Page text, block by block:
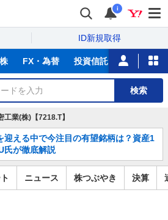
i
ID新規取得
FX・為替 投資信託 ニュース
検索
工業(株)【7218.T】
迎える中で今注目の有望銘柄は？資産1
氏が徹底解説
ニュース 株つぶやき 決算